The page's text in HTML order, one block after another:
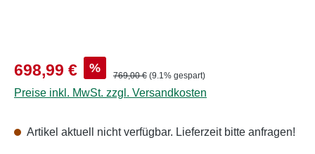
Verkaufspreis:
698,99 € % Regulärer Preis:
769,00 € (9.1% gespart)
Preise inkl. MwSt. zzgl. Versandkosten
Artikel aktuell nicht verfügbar. Lieferzeit bitte anfragen!